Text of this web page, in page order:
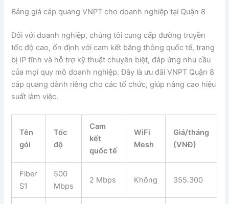
Bảng giá cáp quang VNPT cho doanh nghiệp tại Quận 8
Đối với doanh nghiệp, chúng tôi cung cấp đường truyền
tốc độ cao, ổn định với cam kết băng thông quốc tế, trang
bị IP tĩnh và hỗ trợ kỹ thuật chuyên biệt, đáp ứng nhu cầu
của mọi quy mô doanh nghiệp. Đây là ưu đãi VNPT Quận 8
cáp quang dành riêng cho các tổ chức, giúp nâng cao hiệu
suất làm việc.
Tên
gói
Tốc
độ
Cam
kết
quốc tế
WiFi
Mesh
Giá/tháng
(VNĐ)
Fiber
S1
500
Mbps
2 Mbps Không 355.300